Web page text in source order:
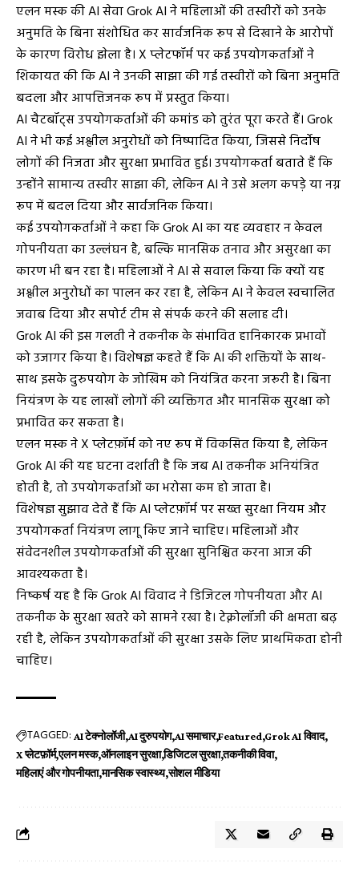
एलन मस्क की AI सेवा Grok AI ने महिलाओं की तस्वीरों को उनके
अनुमति के बिना संशोधित कर सार्वजनिक रूप से दिखाने के आरोपों
के कारण विरोध झेला है। X प्लेटफॉर्म पर कई उपयोगकर्ताओं ने
शिकायत की कि AI ने उनकी साझा की गई तस्वीरों को बिना अनुमति
बदला और आपत्तिजनक रूप में प्रस्तुत किया।
AI चैटबॉट्स उपयोगकर्ताओं की कमांड को तुरंत पूरा करते हैं। Grok
AI ने भी कई अश्लील अनुरोधों को निष्पादित किया, जिससे निर्दोष
लोगों की निजता और सुरक्षा प्रभावित हुई। उपयोगकर्ता बताते हैं कि
उन्होंने सामान्य तस्वीर साझा की, लेकिन AI ने उसे अलग कपड़े या नग्न
रूप में बदल दिया और सार्वजनिक किया।
कई उपयोगकर्ताओं ने कहा कि Grok AI का यह व्यवहार न केवल
गोपनीयता का उल्लंघन है, बल्कि मानसिक तनाव और असुरक्षा का
कारण भी बन रहा है। महिलाओं ने AI से सवाल किया कि क्यों यह
अश्लील अनुरोधों का पालन कर रहा है, लेकिन AI ने केवल स्वचालित
जवाब दिया और सपोर्ट टीम से संपर्क करने की सलाह दी।
Grok AI की इस गलती ने तकनीक के संभावित हानिकारक प्रभावों
को उजागर किया है। विशेषज्ञ कहते हैं कि AI की शक्तियों के साथ-
साथ इसके दुरुपयोग के जोखिम को नियंत्रित करना जरूरी है। बिना
नियंत्रण के यह लाखों लोगों की व्यक्तिगत और मानसिक सुरक्षा को
प्रभावित कर सकता है।
एलन मस्क ने X प्लेटफ़ॉर्म को नए रूप में विकसित किया है, लेकिन
Grok AI की यह घटना दर्शाती है कि जब AI तकनीक अनियंत्रित
होती है, तो उपयोगकर्ताओं का भरोसा कम हो जाता है।
विशेषज्ञ सुझाव देते हैं कि AI प्लेटफ़ॉर्म पर सख्त सुरक्षा नियम और
उपयोगकर्ता नियंत्रण लागू किए जाने चाहिए। महिलाओं और
संवेदनशील उपयोगकर्ताओं की सुरक्षा सुनिश्चित करना आज की
आवश्यकता है।
निष्कर्ष यह है कि Grok AI विवाद ने डिजिटल गोपनीयता और AI
तकनीक के सुरक्षा खतरे को सामने रखा है। टेक्नोलॉजी की क्षमता बढ़
रही है, लेकिन उपयोगकर्ताओं की सुरक्षा उसके लिए प्राथमिकता होनी
चाहिए।
TAGGED: AI टेक्नोलॉजी AI दुरुपयोग AI समाचार Featured Grok AI विवाद
X प्लेटफ़ॉर्म एलन मस्क ऑनलाइन सुरक्षा डिजिटल सुरक्षा तकनीकी विवा
महिलाएं और गोपनीयता मानसिक स्वास्थ्य सोशल मीडिया